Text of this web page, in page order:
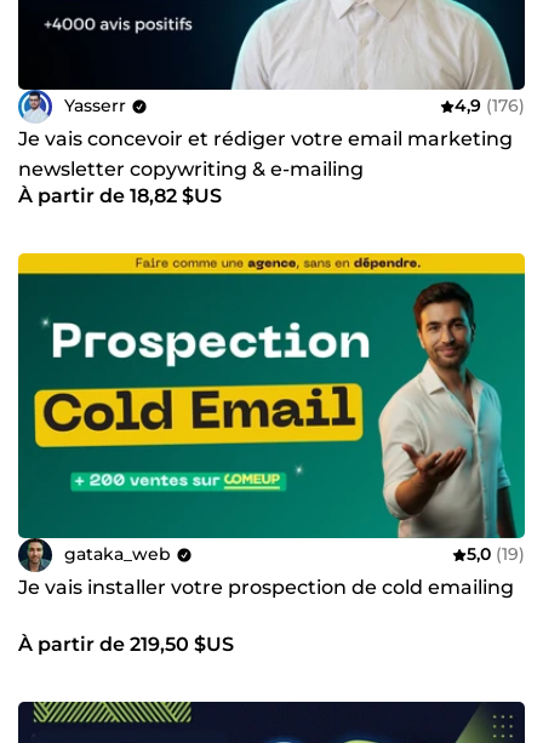
Yasserr 4,9 (176)
Je vais concevoir et rédiger votre email marketing
newsletter copywriting & e-mailing
À partir de 18,82 $US
gataka_web 5,0 (19)
Je vais installer votre prospection de cold emailing
À partir de 219,50 $US